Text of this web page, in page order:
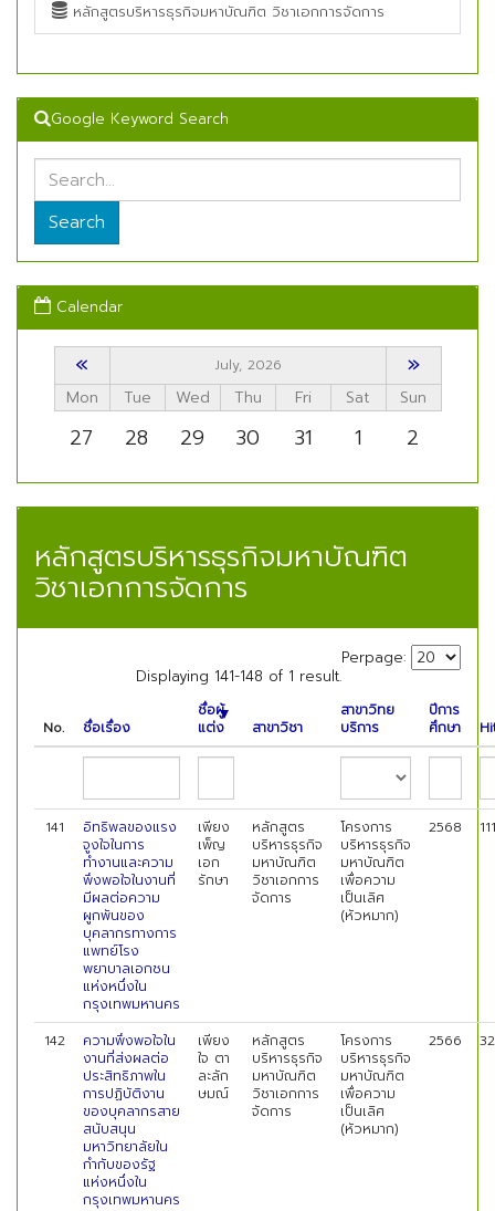
หลักสูตรบริหารธุรกิจมหาบัณฑิต วิชาเอกการจัดการ
Google Keyword Search
Search
Calendar
« July, 2026 »
Mon Tue Wed Thu Fri Sat Sun
27 28 29 30 31 1 2
หลักสูตรบริหารธุรกิจมหาบัณฑิต
วิชาเอกการจัดการ
Perpage:
Displaying 141-148 of 1 result.
No. ชื่อเรื่อง
ชื่อผู้
แต่ง
สาขาวิชา
สาขาวิทย
บริการ
ปีการ
ศึกษา
141
อิทธิพลของแรง
จูงใจในการ
ทำงานและความ
พึงพอใจในงานที่
มีผลต่อความ
ผูกพันของ
บุคลากรทางการ
แพทย์โรง
พยาบาลเอกชน
แห่งหนึ่งใน
กรุงเทพมหานคร
เพียง
เพ็ญ
เอก
รักษา
หลักสูตร
บริหารธุรกิจ
มหาบัณฑิต
วิชาเอกการ
จัดการ
โครงการ
บริหารธุรกิจ
มหาบัณฑิต
เพื่อความ
เป็นเลิศ
(หัวหมาก)
2568 111
142
ความพึงพอใจใน
งานที่ส่งผลต่อ
ประสิทธิภาพใน
การปฏิบัติงาน
ของบุคลากรสาย
สนับสนุน
มหาวิทยาลัยใน
กำกับของรัฐ
แห่งหนึ่งใน
กรุงเทพมหานคร
เพียง
ใจ ตา
ละลัก
ษมณ์
หลักสูตร
บริหารธุรกิจ
มหาบัณฑิต
วิชาเอกการ
จัดการ
โครงการ
บริหารธุรกิจ
มหาบัณฑิต
เพื่อความ
เป็นเลิศ
(หัวหมาก)
2566